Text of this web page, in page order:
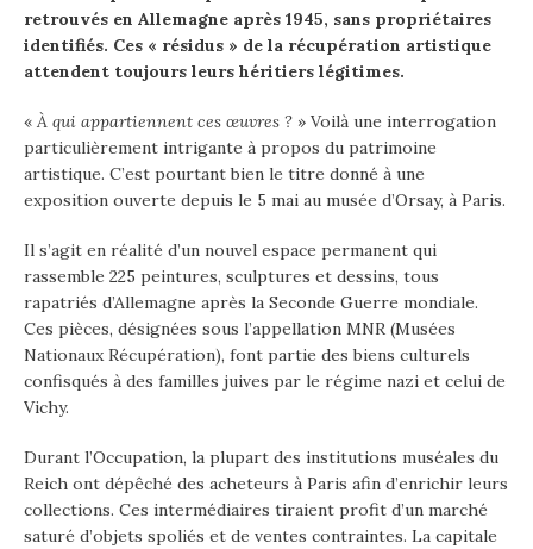
retrouvés en Allemagne après 1945, sans propriétaires
identifiés. Ces « résidus » de la récupération artistique
attendent toujours leurs héritiers légitimes.
« À qui appartiennent ces œuvres ? » Voilà une interrogation
particulièrement intrigante à propos du patrimoine
artistique. C’est pourtant bien le titre donné à une
exposition ouverte depuis le 5 mai au musée d’Orsay, à Paris.
Il s’agit en réalité d’un nouvel espace permanent qui
rassemble 225 peintures, sculptures et dessins, tous
rapatriés d’Allemagne après la Seconde Guerre mondiale.
Ces pièces, désignées sous l’appellation MNR (Musées
Nationaux Récupération), font partie des biens culturels
confisqués à des familles juives par le régime nazi et celui de
Vichy.
Durant l’Occupation, la plupart des institutions muséales du
Reich ont dépêché des acheteurs à Paris afin d’enrichir leurs
collections. Ces intermédiaires tiraient profit d’un marché
saturé d’objets spoliés et de ventes contraintes. La capitale